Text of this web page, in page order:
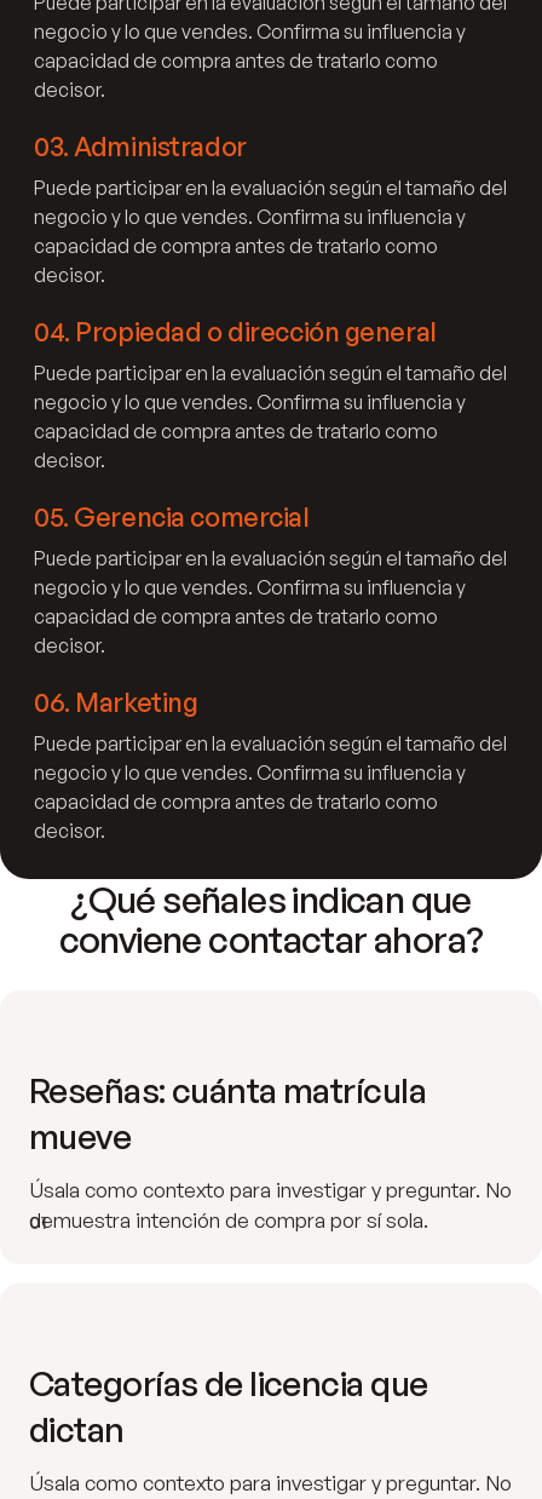
negocio y lo que vendes. Confirma su influencia y
capacidad de compra antes de tratarlo como
decisor.
03. Administrador
Puede participar en la evaluación según el tamaño del
negocio y lo que vendes. Confirma su influencia y
capacidad de compra antes de tratarlo como
decisor.
04. Propiedad o dirección general
Puede participar en la evaluación según el tamaño del
negocio y lo que vendes. Confirma su influencia y
capacidad de compra antes de tratarlo como
decisor.
05. Gerencia comercial
Puede participar en la evaluación según el tamaño del
negocio y lo que vendes. Confirma su influencia y
capacidad de compra antes de tratarlo como
decisor.
06. Marketing
Puede participar en la evaluación según el tamaño del
negocio y lo que vendes. Confirma su influencia y
capacidad de compra antes de tratarlo como
decisor.
¿Qué señales indican que
conviene contactar ahora?
01
Reseñas: cuánta matrícula
mueve
Úsala como contexto para investigar y preguntar. No
demuestra intención de compra por sí sola.
Categorías de licencia que
dictan
Úsala como contexto para investigar y preguntar. No